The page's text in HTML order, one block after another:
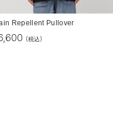
Repellent Pullover
(税込)